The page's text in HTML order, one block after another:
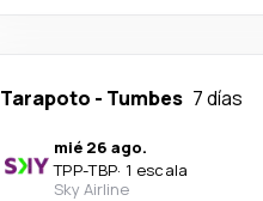
Tarapoto - Tumbes 7 días
mié 26 ago.
TPP-TBP· 1 escala
Sky Airline